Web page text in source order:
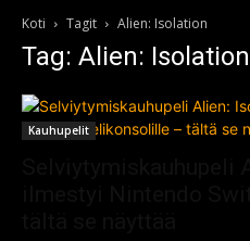
Koti Tagit Alien: Isolation
Tag: Alien: Isolation
Kauhupelit